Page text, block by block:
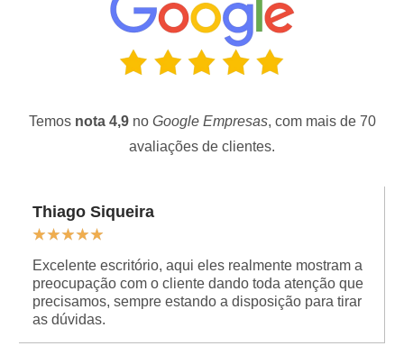
Temos nota 4,9 no Google Empresas, com mais de 70
avaliações de clientes.
Thiago Siqueira
★★★★★
Excelente escritório, aqui eles realmente mostram a
preocupação com o cliente dando toda atenção que
precisamos, sempre estando a disposição para tirar
as dúvidas.